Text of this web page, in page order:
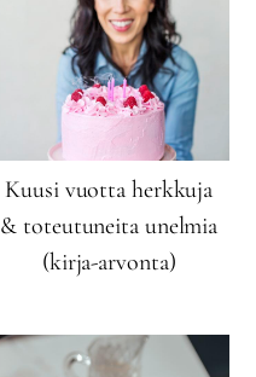
Kuusi vuotta herkkuja
& toteutuneita unelmia
(kirja-arvonta)